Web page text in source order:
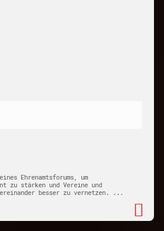
Ehrenamtsforums, um
zu stärken und Vereine und
besser zu vernetzen. ...